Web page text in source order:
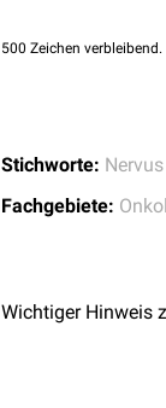
500 Zeichen
Stichworte:
Fachgebiete:
Wichtiger Hinweis